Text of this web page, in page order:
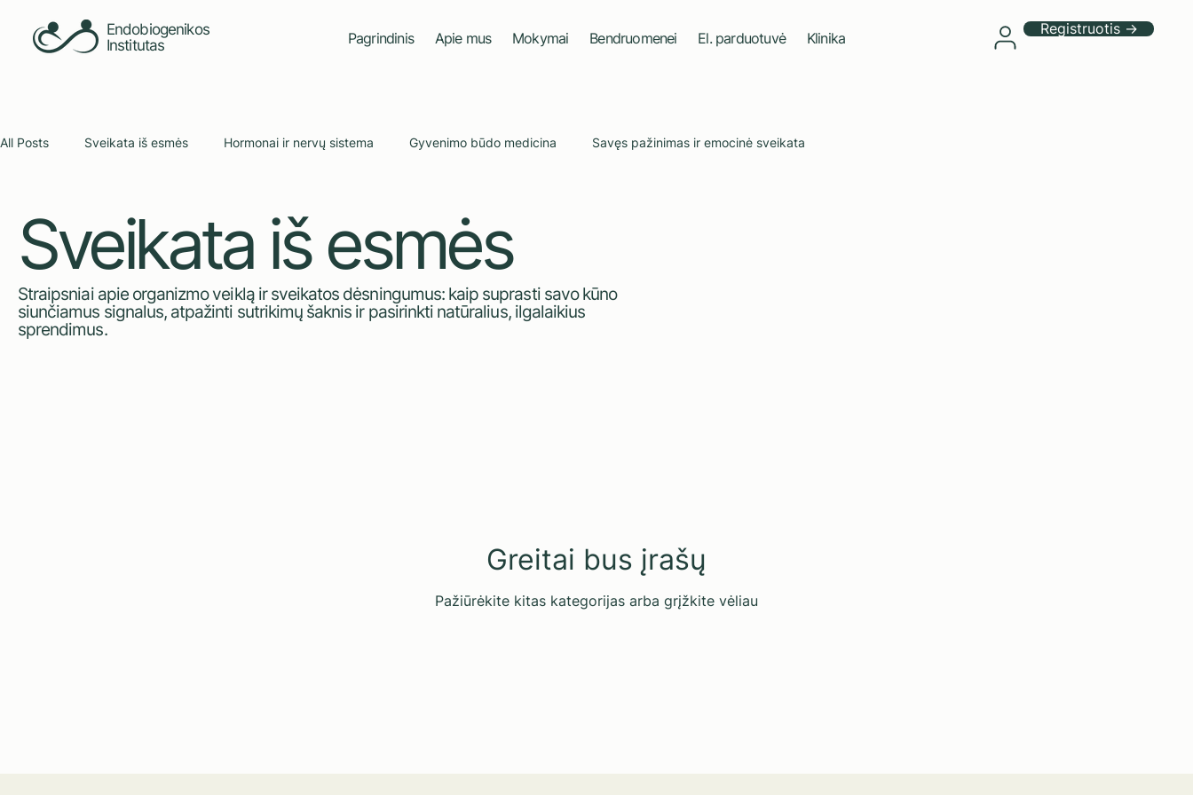
Endobiogenikos
Institutas
Pagrindinis Apie mus Mokymai Bendruomenei El. parduotuvė Klinika
Registruotis →
All Posts Sveikata iš esmės Hormonai ir nervų sistema Gyvenimo būdo medicina Savęs pažinimas ir emocinė sveikata
Bendruomenės balsas
Sveikata iš esmės
Straipsniai apie organizmo veiklą ir sveikatos dėsningumus: kaip suprasti savo kūno
siunčiamus signalus, atpažinti sutrikimų šaknis ir pasirinkti natūralius, ilgalaikius
sprendimus.
Greitai bus įrašų
Pažiūrėkite kitas kategorijas arba grįžkite vėliau